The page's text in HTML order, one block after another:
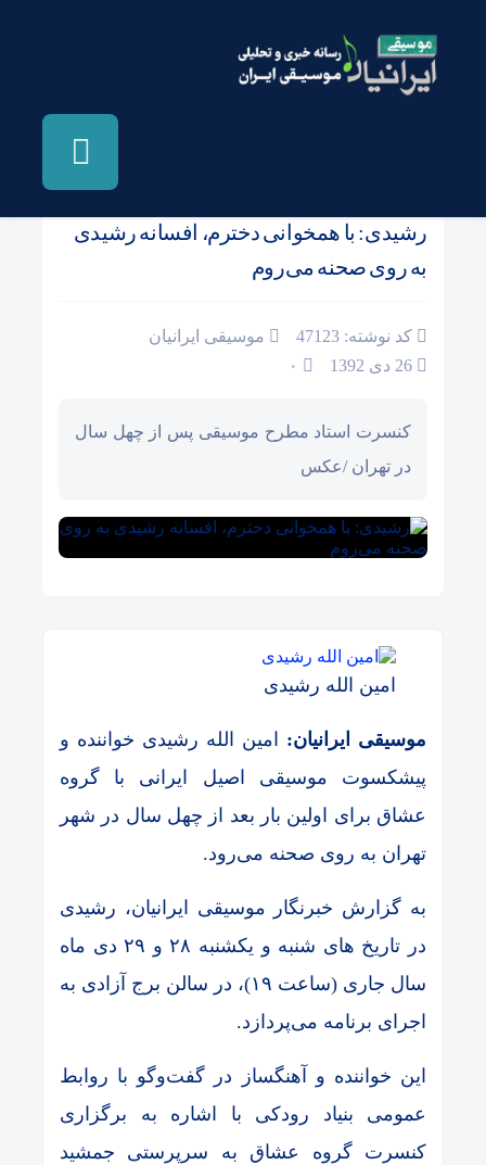
رشیدی: با همخوانی دخترم، افسانه رشیدی
به روی صحنه می‌روم
کد نوشته: 47123
موسیقی ایرانیان
۰
کنسرت استاد مطرح موسیقی پس از چهل سال
در تهران /عکس
امین الله رشیدی
موسیقی ایرانیان: امین الله رشیدی خواننده و
پیشکسوت موسیقی اصیل ایرانی با گروه
عشاق برای اولین بار بعد از چهل سال در شهر
تهران به روی صحنه می‌رود.
به گزارش خبرنگار موسیقی ایرانیان، رشیدی
در تاریخ های شنبه و یکشنبه ۲۸ و ۲۹ دی ماه
سال جاری (ساعت ۱۹)، در سالن برج آزادی به
اجرای برنامه می‌پردازد.
این خواننده و آهنگساز در گفت‌و‌گو با روابط
عمومی بنیاد رودکی با اشاره به برگزاری
کنسرت گروه عشاق به سرپرستی جمشید